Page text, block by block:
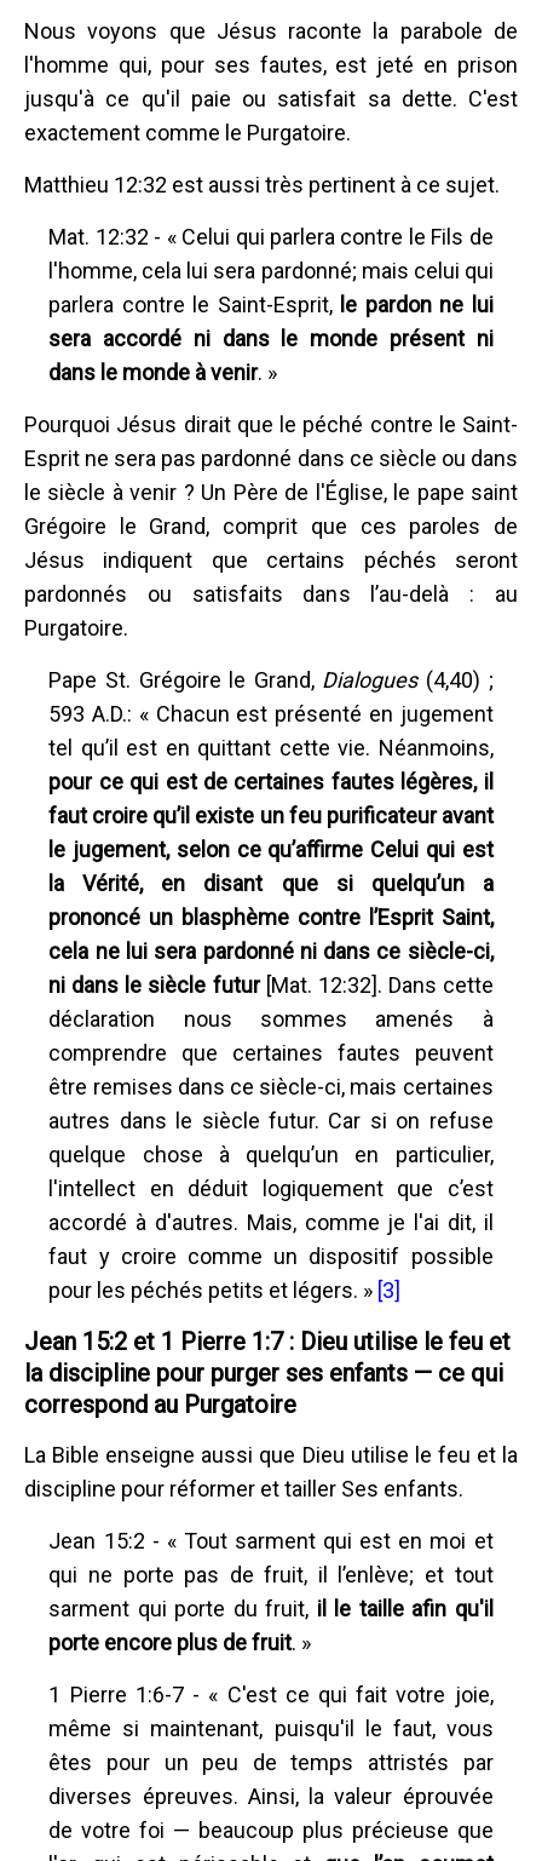
Nous voyons que Jésus raconte la parabole de
l'homme qui, pour ses fautes, est jeté en prison
jusqu'à ce qu'il paie ou satisfait sa dette. C'est
exactement comme le Purgatoire.
Matthieu 12:32 est aussi très pertinent à ce sujet.
Mat. 12:32 - « Celui qui parlera contre le Fils de
l'homme, cela lui sera pardonné; mais celui qui
parlera contre le Saint-Esprit, le pardon ne lui
sera accordé ni dans le monde présent ni
dans le monde à venir. »
Pourquoi Jésus dirait que le péché contre le Saint-
Esprit ne sera pas pardonné dans ce siècle ou dans
le siècle à venir ? Un Père de l'Église, le pape saint
Grégoire le Grand, comprit que ces paroles de
Jésus indiquent que certains péchés seront
pardonnés ou satisfaits dans l’au-delà : au
Purgatoire.
Pape St. Grégoire le Grand, Dialogues(4,40) ;
593 A.D.: « Chacun est présenté en jugement
tel qu’il est en quittant cette vie. Néanmoins,
pour ce qui est de certaines fautes légères, il
faut croire qu’il existe un feu purificateur avant
le jugement, selon ce qu’affirme Celui qui est
la Vérité, en disant que si quelqu’un a
prononcé un blasphème contre l’Esprit Saint,
cela ne lui sera pardonné ni dans ce siècle-ci,
ni dans le siècle futur[Mat. 12:32]. Dans cette
déclaration nous sommes amenés à
comprendre que certaines fautes peuvent
être remises dans ce siècle-ci, mais certaines
autres dans le siècle futur. Car si on refuse
quelque chose à quelqu’un en particulier,
l'intellect en déduit logiquement que c’est
accordé à d'autres. Mais, comme je l'ai dit, il
faut y croire comme un dispositif possible
pour les péchés petits et légers. » [3]
Jean 15:2 et 1 Pierre 1:7 : Dieu utilise le feu et
la discipline pour purger ses enfants — ce qui
correspond au Purgatoire
La Bible enseigne aussi que Dieu utilise le feu et la
discipline pour réformer et tailler Ses enfants.
Jean 15:2 - « Tout sarment qui est en moi et
qui ne porte pas de fruit, il l’enlève; et tout
sarment qui porte du fruit, il le taille afin qu'il
porte encore plus de fruit. »
1 Pierre 1:6-7 - « C'est ce qui fait votre joie,
même si maintenant, puisqu'il le faut, vous
êtes pour un peu de temps attristés par
diverses épreuves. Ainsi, la valeur éprouvée
de votre foi — beaucoup plus précieuse que